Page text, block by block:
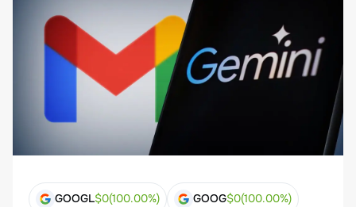
GOOGL$0(100.00%) GOOG$0(100.00%)